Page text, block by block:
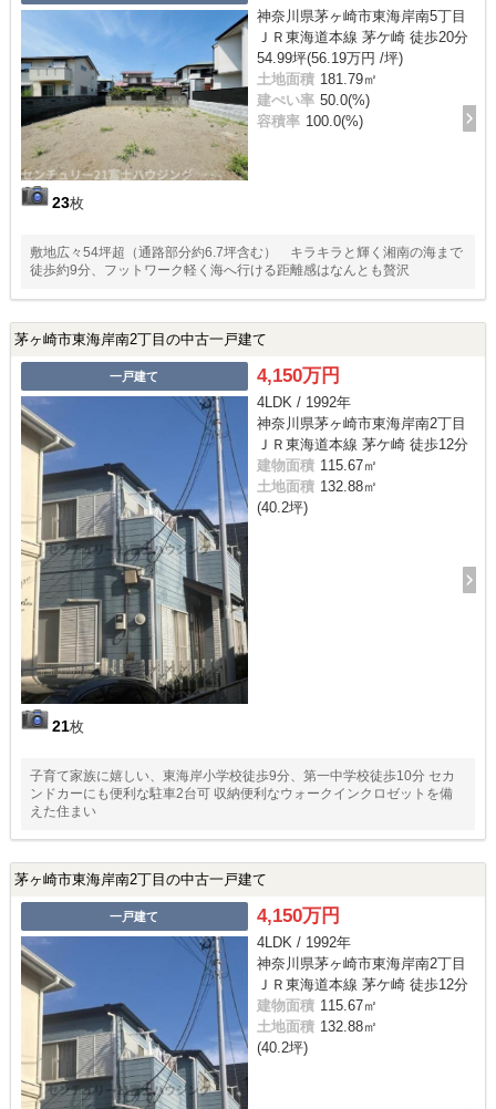
23枚
神奈川県茅ヶ崎市東海岸南5丁目
ＪＲ東海道本線 茅ケ崎 徒歩20分
54.99坪(56.19万円 /坪)
土地面積 181.79㎡
建ぺい率 50.0(%)
容積率 100.0(%)
敷地広々54坪超（通路部分約6.7坪含む） キラキラと輝く湘南の海まで
徒歩約9分、フットワーク軽く海へ行ける距離感はなんとも贅沢
茅ヶ崎市東海岸南2丁目の中古一戸建て
一戸建て
21枚
4,150万円
4LDK / 1992年
神奈川県茅ヶ崎市東海岸南2丁目
ＪＲ東海道本線 茅ケ崎 徒歩12分
建物面積 115.67㎡
土地面積 132.88㎡
(40.2坪)
子育て家族に嬉しい、東海岸小学校徒歩9分、第一中学校徒歩10分 セカ
ンドカーにも便利な駐車2台可 収納便利なウォークインクロゼットを備
えた住まい
茅ヶ崎市東海岸南2丁目の中古一戸建て
一戸建て 4,150万円
4LDK / 1992年
神奈川県茅ヶ崎市東海岸南2丁目
ＪＲ東海道本線 茅ケ崎 徒歩12分
建物面積 115.67㎡
土地面積 132.88㎡
(40.2坪)